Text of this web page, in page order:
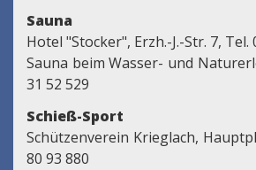
Sauna
Hotel "Stocker", Erzh.-J.-Str. 7, Tel.
Sauna beim Wasser- und
31 52 529
Schieß-Sport
Schützenverein Krieglach,
80 93 880